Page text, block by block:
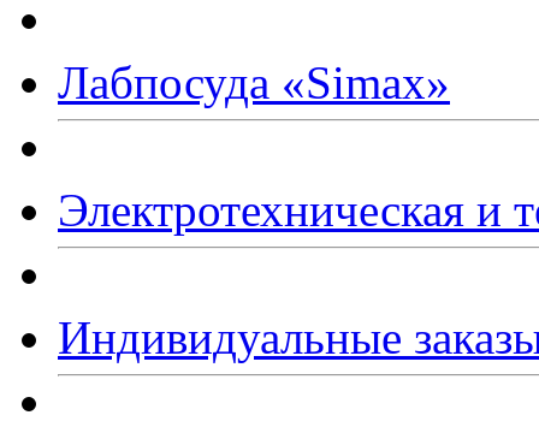
Лабпосуда «Simax»
Электротехническая и
Индивидуальные